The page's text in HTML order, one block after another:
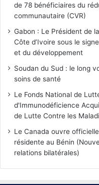
de 78 bénéficiaires du
communautaire (CVR)
Gabon : Le Président de
Côte d’Ivoire sous le
et du développement
Soudan du Sud : le long
soins de santé
Le Fonds National de
d'Immunodéficience
de Lutte Contre les
Le Canada ouvre
résidente au Bénin
relations bilatérales)